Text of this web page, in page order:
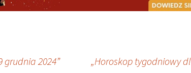
grudnia 2024” „Horoskop tygodniowy